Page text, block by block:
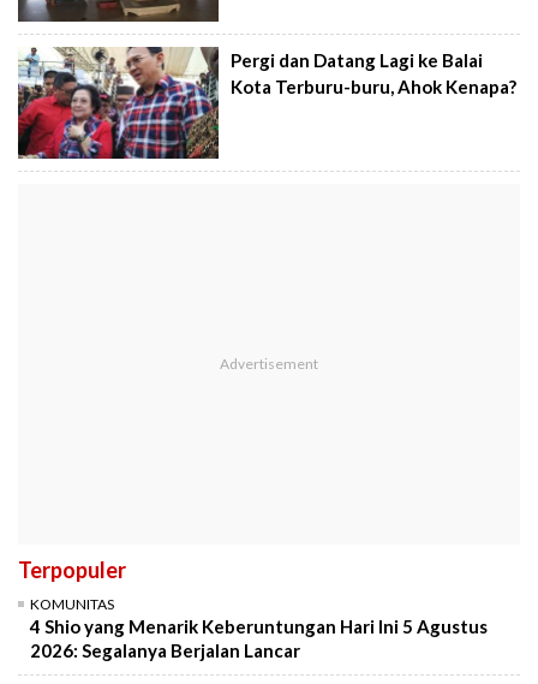
Pergi dan Datang Lagi ke Balai
Kota Terburu-buru, Ahok Kenapa?
Terpopuler
KOMUNITAS
4 Shio yang Menarik Keberuntungan Hari Ini 5 Agustus
2026: Segalanya Berjalan Lancar